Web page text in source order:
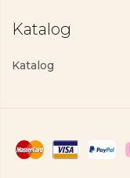
Katalog
Katalog